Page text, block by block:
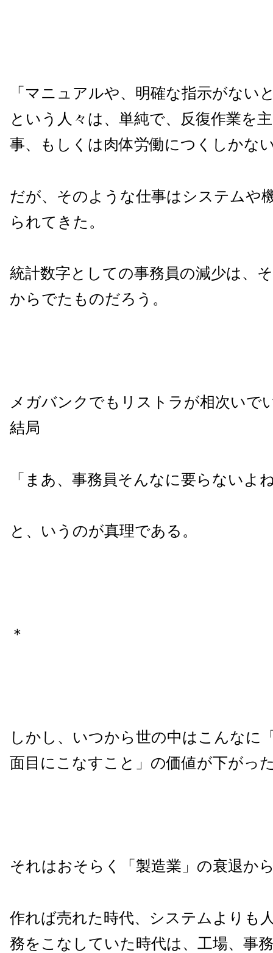
「マニュアルや、明確な指示がない
という人々は、単純で、反復作業を
事、もしくは肉体労働につくしかな
だが、そのような仕事はシステムや
られてきた。
統計数字としての事務員の減少は、
からでたものだろう。
メガバンクでもリストラが相次いで
結局
「まあ、事務員そんなに要らないよ
と、いうのが真理である。
＊
しかし、いつから世の中はこんなに
面目にこなすこと」の価値が下がっ
それはおそらく「製造業」の衰退か
作れば売れた時代、システムよりも
務をこなしていた時代は、工場、事